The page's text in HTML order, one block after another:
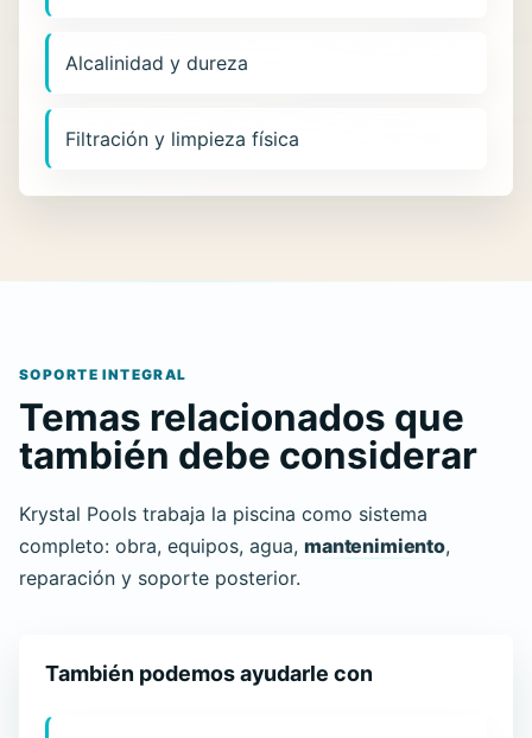
Alcalinidad y dureza
Filtración y limpieza física
SOPORTE INTEGRAL
Temas relacionados que
también debe considerar
Krystal Pools trabaja la piscina como sistema
completo: obra, equipos, agua, mantenimiento,
reparación y soporte posterior.
También podemos ayudarle con